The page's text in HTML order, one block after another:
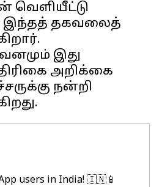
வெளியீட்டு
இந்தத் தகவலைத்
இது
அறிக்கை
நன்றி
users in India! 🇮🇳📱